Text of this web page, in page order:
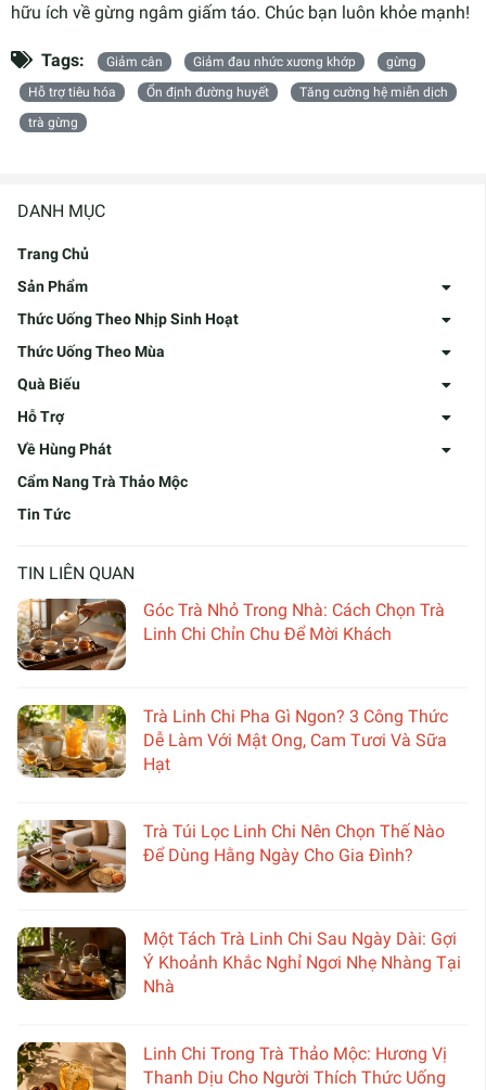
DANH MỤC
Trang Chủ
Sản Phẩm
Thức Uống Theo Nhịp Sinh Hoạt
Thức Uống Theo Mùa
Quà Biếu
Hỗ Trợ
Về Hùng Phát
Cẩm Nang Trà Thảo Mộc
Tin Tức
TIN LIÊN QUAN
Góc Trà Nhỏ Trong Nhà: Cách Chọn Trà
Linh Chi Chỉn Chu Để Mời Khách
Trà Linh Chi Pha Gì Ngon? 3 Công Thức
Dễ Làm Với Mật Ong, Cam Tươi Và Sữa
Hạt
Trà Túi Lọc Linh Chi Nên Chọn Thế Nào
Để Dùng Hằng Ngày Cho Gia Đình?
Một Tách Trà Linh Chi Sau Ngày Dài: Gợi
Ý Khoảnh Khắc Nghỉ Ngơi Nhẹ Nhàng Tại
Nhà
Linh Chi Trong Trà Thảo Mộc: Hương Vị
Thanh Dịu Cho Người Thích Thức Uống
hữu ích về gừng ngâm giấm táo. Chúc bạn luôn khỏe mạnh!
Tags: Giảm cân Giảm đau nhức xương khớp
gừng
Hỗ trợ tiêu hóa
Ổn định đường huyết
Tăng cường hệ miễn dịch
trà gừng